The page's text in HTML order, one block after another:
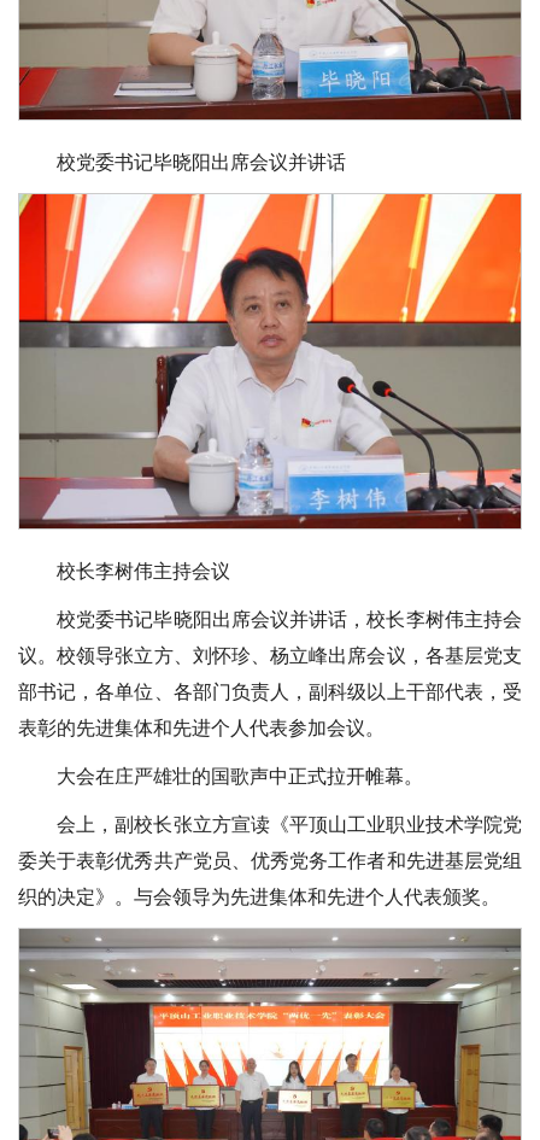
校党委书记毕晓阳出席会议并讲话
校长李树伟主持会议
校党委书记毕晓阳出席会议并讲话，校长李树伟主持会
议。校领导张立方、刘怀珍、杨立峰出席会议，各基层党支
部书记，各单位、各部门负责人，副科级以上干部代表，受
表彰的先进集体和先进个人代表参加会议。
大会在庄严雄壮的国歌声中正式拉开帷幕。
会上，副校长张立方宣读《平顶山工业职业技术学院党
委关于表彰优秀共产党员、优秀党务工作者和先进基层党组
织的决定》。与会领导为先进集体和先进个人代表颁奖。